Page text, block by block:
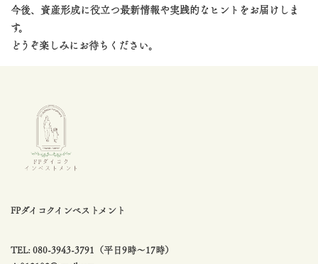
今後、資産形成に役立つ最新情報や実践的なヒントをお届けしま
す。
どうぞ楽しみにお待ちください。
FPダイコクインベストメント
TEL: 080-3943-3791（平日9時〜17時）